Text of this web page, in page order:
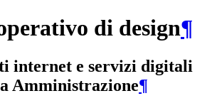
di design¶
internet e servizi digitali
Amministrazione¶